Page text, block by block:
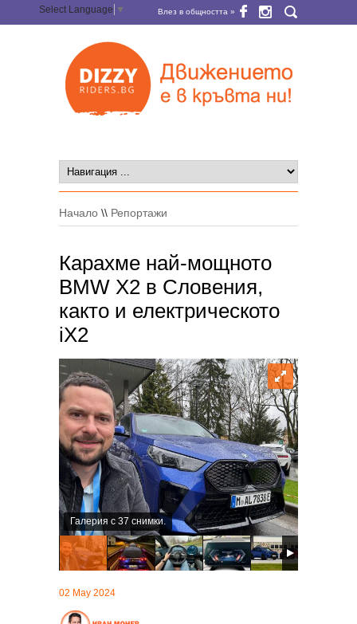
Select Language ▼ Влез в общността »
Начало \\ Репортажи
Карахме най-мощното
BMW X2 в Словения,
както и електрическото
iX2
Галерия с 37 снимки.
02 May 2024